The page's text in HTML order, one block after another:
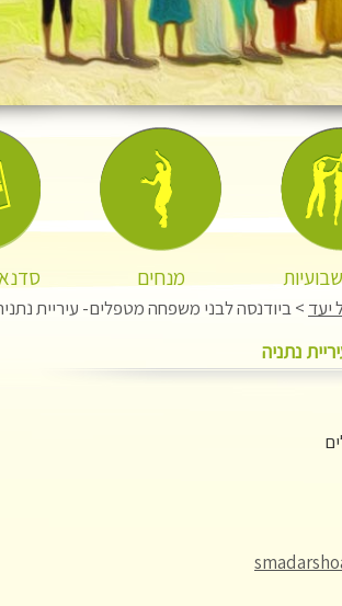
מנחים
יעד > ביודנסה לבני משפחה מטפלים- עיריית
נתניה